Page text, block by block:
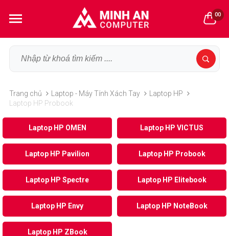
00
Trang chủ Laptop - Máy Tính Xách Tay
Laptop HP
Laptop HP Probook
Laptop HP OMEN Laptop HP VICTUS
Laptop HP Pavilion Laptop HP Probook
Laptop HP Spectre Laptop HP Elitebook
Laptop HP Envy Laptop HP NoteBook
Laptop HP ZBook